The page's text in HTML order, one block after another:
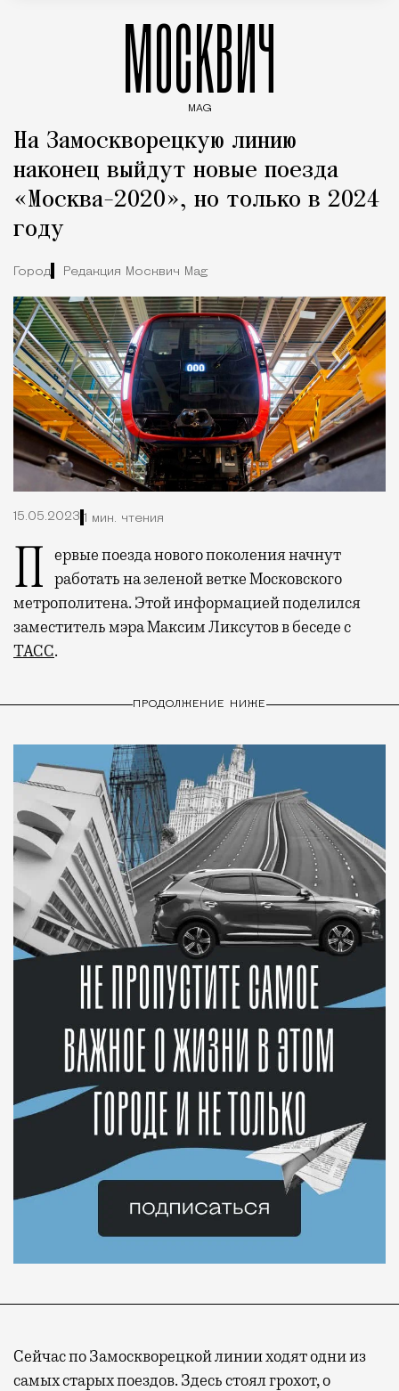
МОСКВИЧ
MAG
На Замоскворецкую линию
наконец выйдут новые поезда
«Москва-2020», но только в 2024
году
Город Редакция Москвич Mag
15.05.2023 1 мин. чтения
Первые поезда нового поколения начнут работать на зеленой ветке Московского
метрополитена. Этой информацией поделился
заместитель мэра Максим Ликсутов в беседе с
ТАСС.
ПРОДОЛЖЕНИЕ НИЖЕ
Сейчас по Замоскворецкой линии ходят одни из
самых старых поездов. Здесь стоял грохот, о